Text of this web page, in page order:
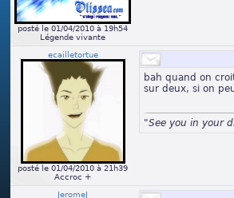
posté le 01/04/2010 à 19h54
Légende vivante
ecailletortue
posté le 01/04/2010 à 21h39
Accroc +
bah quand on
sur deux, si on
"See you in your
JeromeJ